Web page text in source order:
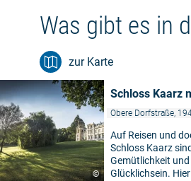
Was gibt es in
zur Karte
©
Schloss Kaarz
Obere Dorfstraße,
Auf Reisen und
Schloss Kaarz
Gemütlichkeit
Glücklichsein.